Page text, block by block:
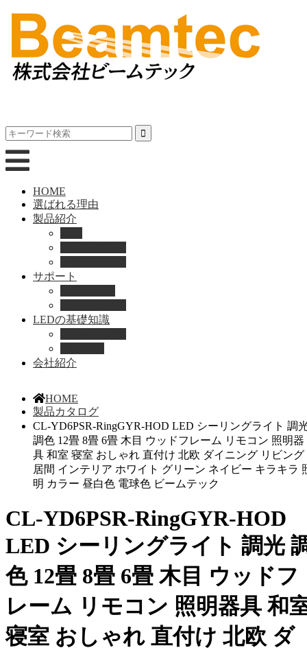
HOME
選ばれる理由
製品紹介
サポート
LEDの基礎知識
会社紹介
HOME
製品カタログ
CL-YD6PSR-RingGYR-HOD LED シーリングライト 調
調色 12畳 8畳 6畳 木目 ウッドフレーム リモコン 照明器
具 和室 寝室 おしゃれ 直付け 北欧 ダイニング リビング
居間 インテリア ホワイト グリーン ネイビー キラキラ
明 カラー 昼白色 電球色 ビームテック
CL-YD6PSR-RingGYR-HOD
LED シーリングライト 調光
色 12畳 8畳 6畳 木目 ウッドフ
レーム リモコン 照明器具 和
寝室 おしゃれ 直付け 北欧 ダ